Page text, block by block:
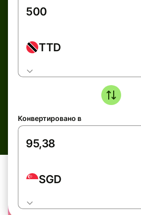
TTD
Конвертировано в
SGD